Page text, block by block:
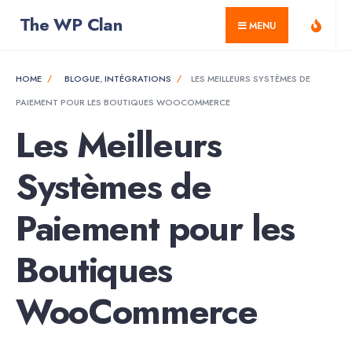
The WP Clan MENU
HOME BLOGUE,INTÉGRATIONS
LES MEILLEURS SYSTÈMES DE
PAIEMENT POUR LES BOUTIQUES WOOCOMMERCE
Les Meilleurs
Systèmes de
Paiement pour les
Boutiques
WooCommerce